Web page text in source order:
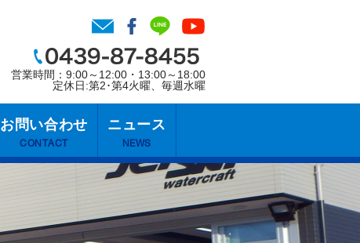
営業時間：9:00～12:00・13:00～18:00
定休日:第2･第4火曜、毎週水曜
お問い合わせ
CONTACT
ニュース
NEWS